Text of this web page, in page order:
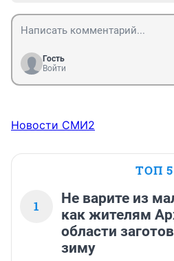
Гость
Войти
Новости СМИ2
ТОП 5
1
Не варите из
как жителям
области
зиму